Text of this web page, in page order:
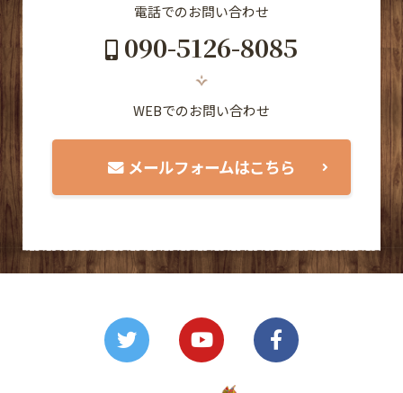
電話でのお問い合わせ
090-5126-8085
WEBでのお問い合わせ
メールフォームはこちら